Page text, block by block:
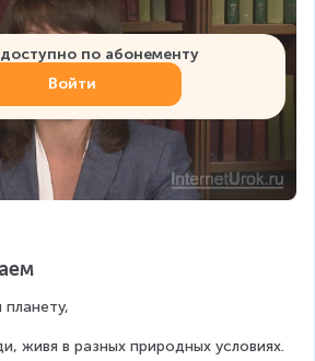
по абонементу
Войти
планету,
живя в разных природных условиях.